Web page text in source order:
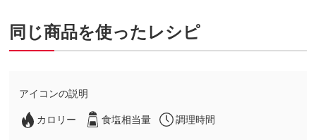
同じ商品を使ったレシピ
アイコンの説明
カロリー 食塩相当量 調理時間